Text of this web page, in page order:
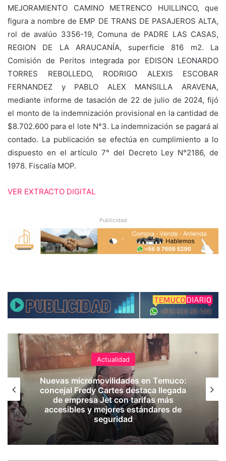
MEJORAMIENTO CAMINO METRENCO HUILLINCO, que
figura a nombre de EMP DE TRANS DE PASAJEROS ALTA,
rol de avalúo 3356-19, Comuna de PADRE LAS CASAS,
REGION DE LA ARAUCANÍA, superficie 816 m2. La
Comisión de Peritos integrada por EDISON LEONARDO
TORRES REBOLLEDO, RODRIGO ALEXIS ESCOBAR
FERNANDEZ y PABLO ALEX MANSILLA ARAVENA,
mediante informe de tasación de 22 de julio de 2024, fijó
el monto de la indemnización provisional en la cantidad de
$8.702.600 para el lote N°3. La indemnización se pagará al
contado. La publicación se efectúa en cumplimiento a lo
dispuesto en el artículo 7° del Decreto Ley N°2186, de
1978. Fiscalía MOP.
VER EXTRACTO DIGITAL
Publicidad
Actualidad
Nuevas micromovilidades en Temuco:
concejal Fredy Cartes destaca llegada
de empresa Jet con tarifas más
accesibles y mejores estándares de
seguridad